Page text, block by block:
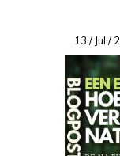
13 / Jul /